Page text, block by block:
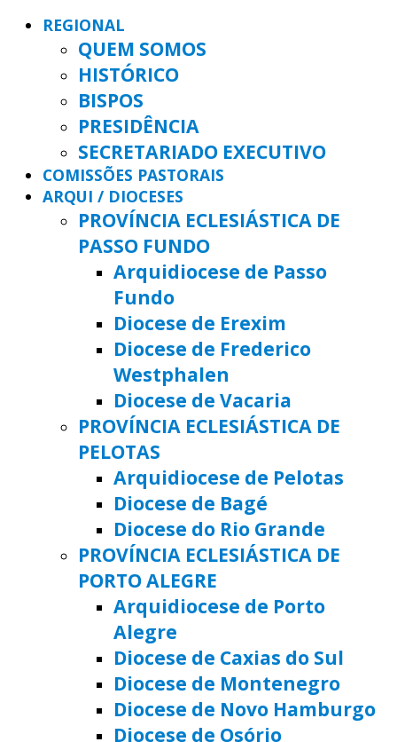
REGIONAL
QUEM SOMOS
HISTÓRICO
BISPOS
PRESIDÊNCIA
SECRETARIADO EXECUTIVO
COMISSÕES PASTORAIS
ARQUI / DIOCESES
PROVÍNCIA ECLESIÁSTICA DE
PASSO FUNDO
Arquidiocese de Passo
Fundo
Diocese de Erexim
Diocese de Frederico
Westphalen
Diocese de Vacaria
PROVÍNCIA ECLESIÁSTICA DE
PELOTAS
Arquidiocese de Pelotas
Diocese de Bagé
Diocese do Rio Grande
PROVÍNCIA ECLESIÁSTICA DE
PORTO ALEGRE
Arquidiocese de Porto
Alegre
Diocese de Caxias do Sul
Diocese de Montenegro
Diocese de Novo Hamburgo
Diocese de Osório